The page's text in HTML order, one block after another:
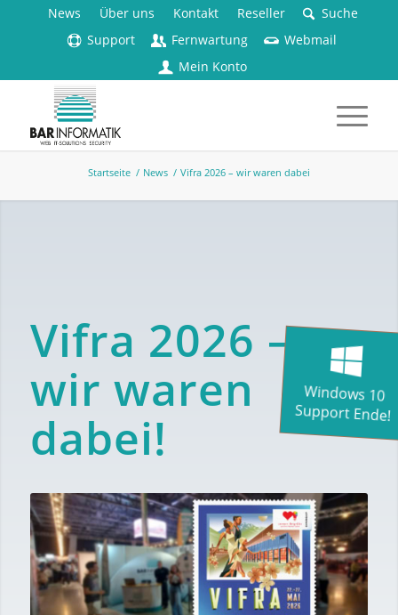
News Über uns Kontakt Reseller
Suche
Support
Fernwartung
Webmail
Mein Konto
Windows 10
Support Ende!
Startseite / News / Vifra 2026 – wir waren dabei
Vifra 2026 –
wir waren
dabei!